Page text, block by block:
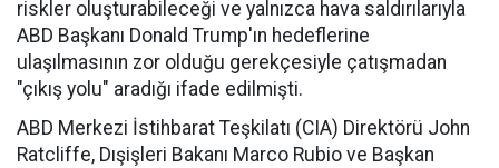
riskler oluşturabileceği ve yalnızca hava saldırılarıyla
ABD Başkanı Donald Trump'ın hedeflerine
ulaşılmasının zor olduğu gerekçesiyle çatışmadan
"çıkış yolu" aradığı ifade edilmişti.
ABD Merkezi İstihbarat Teşkilatı (CIA) Direktörü John
Ratcliffe, Dışişleri Bakanı Marco Rubio ve Başkan